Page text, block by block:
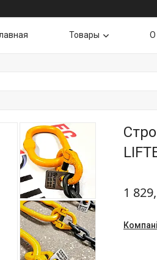
Товары О
1